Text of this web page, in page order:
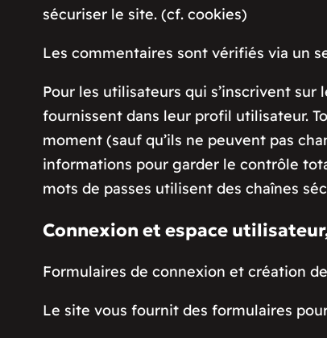
sécuriser le site. (cf. cookies)
Les commentaires sont vérifiés via un
Pour les utilisateurs qui s’inscrivent
fournissent dans leur profil utilisateur.
moment (sauf qu’ils ne peuvent pas
informations pour garder le contrôle
mots de passes utilisent des chaînes
Connexion et espace
Formulaires de connexion et création
Le site vous fournit des formulaires